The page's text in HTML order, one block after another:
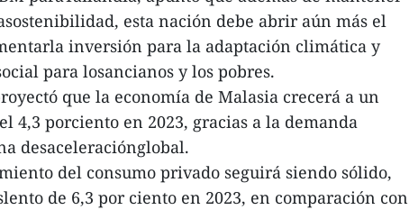
esta nación debe abrir aún más el
inversión para la adaptación climática y
para losancianos y los pobres.
que la economía de Malasia crecerá a un
4,3 porciento en 2023, gracias a la demanda
desaceleraciónglobal.
del consumo privado seguirá siendo sólido,
de 6,3 por ciento en 2023, en comparación con